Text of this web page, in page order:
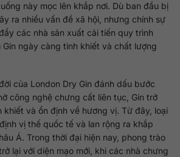
này mọc lên khắp nơi. Dù ban đầu bị
ra nhiều vấn đề xã hội, nhưng chính sự
các nhà sản xuất cải tiến quy trình
ngày càng tinh khiết và chất lượng
của London Dry Gin đánh dấu bước
công nghệ chưng cất liên tục, Gin trở
khiết và ổn định về hương vị. Từ đây, loại
vị thế quốc tế và lan rộng ra khắp
Á. Trong thời đại hiện nay, phong trào
lại với diện mạo mới, khi các nhà chưng